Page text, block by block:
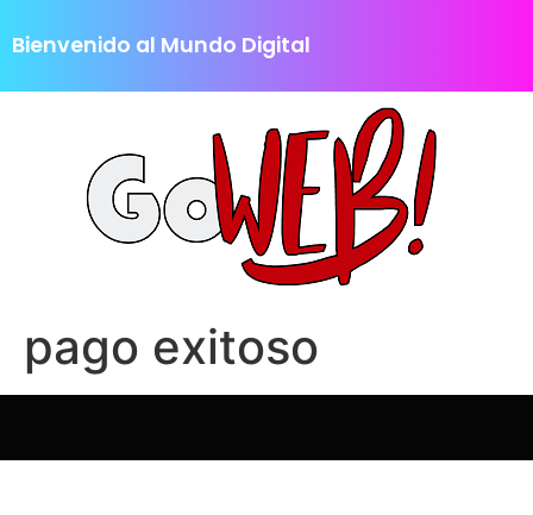
Bienvenido al Mundo Digital
pago exitoso